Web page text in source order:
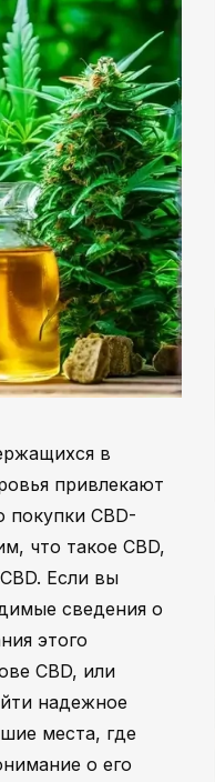
в
привлекают
покупки CBD-
что такое CBD,
Если вы
сведения о
этого
CBD, или
надежное
места, где
о его